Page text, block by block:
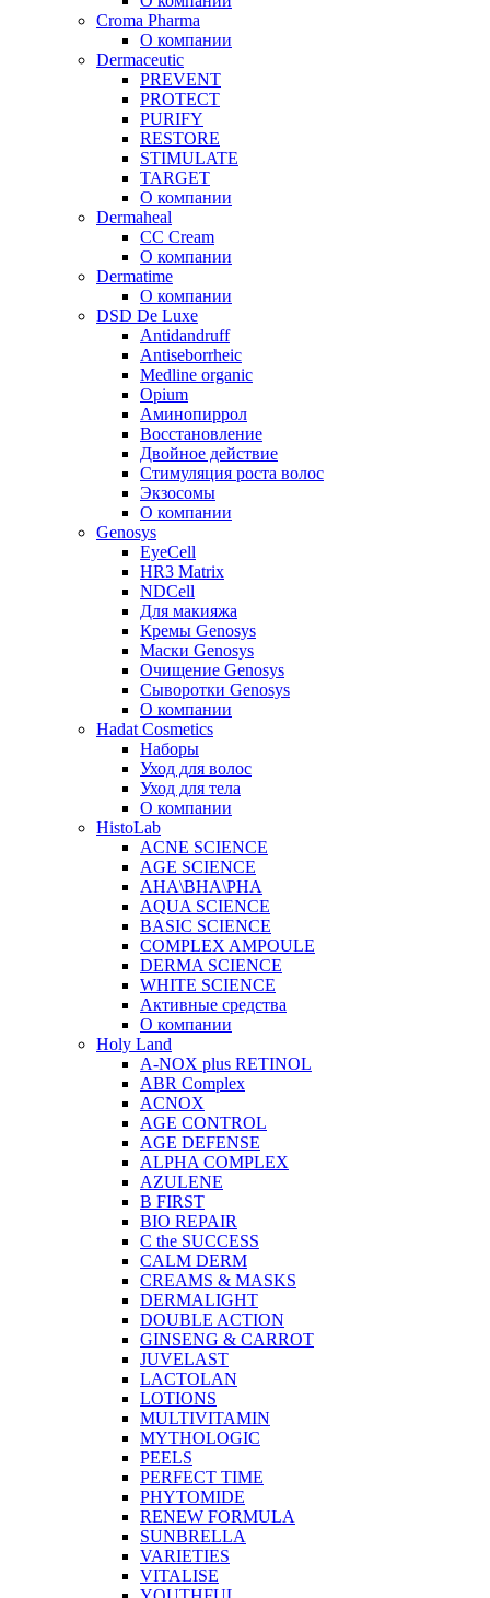
Croma Pharma
О компании
Dermaceutic
PREVENT
PROTECT
PURIFY
RESTORE
STIMULATE
TARGET
О компании
Dermaheal
CC Cream
О компании
Dermatime
О компании
DSD De Luxe
Antidandruff
Antiseborrheic
Medline organic
Opium
Аминопиррол
Восстановление
Двойное действие
Стимуляция роста волос
Экзосомы
О компании
Genosys
EyeCell
HR3 Matrix
NDCell
Для макияжа
Кремы Genosys
Маски Genosys
Очищение Genosys
Сыворотки Genosys
О компании
Hadat Cosmetics
Наборы
Уход для волос
Уход для тела
О компании
HistoLab
ACNE SCIENCE
AGE SCIENCE
AHA\BHA\PHA
AQUA SCIENCE
BASIC SCIENCE
COMPLEX AMPOULE
DERMA SCIENCE
WHITE SCIENCE
Активные средства
О компании
Holy Land
A-NOX plus RETINOL
ABR Complex
ACNOX
AGE CONTROL
AGE DEFENSE
ALPHA COMPLEX
AZULENE
B FIRST
BIO REPAIR
C the SUCCESS
CALM DERM
CREAMS & MASKS
DERMALIGHT
DOUBLE ACTION
GINSENG & CARROT
JUVELAST
LACTOLAN
LOTIONS
MULTIVITAMIN
MYTHOLOGIC
PEELS
PERFECT TIME
PHYTOMIDE
RENEW FORMULA
SUNBRELLA
VARIETIES
VITALISE